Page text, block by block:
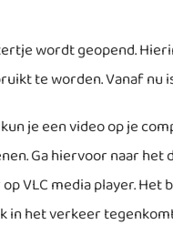
wordt geopend.
te worden. Vanaf
je een video op je
Ga hiervoor naar
VLC media player.
in het verkeer